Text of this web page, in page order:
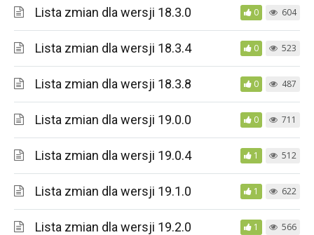
Lista zmian dla wersji 18.3.0 0 604
Lista zmian dla wersji 18.3.4 0 523
Lista zmian dla wersji 18.3.8 0 487
Lista zmian dla wersji 19.0.0 0 711
Lista zmian dla wersji 19.0.4 1 512
Lista zmian dla wersji 19.1.0 1 622
Lista zmian dla wersji 19.2.0 1 566